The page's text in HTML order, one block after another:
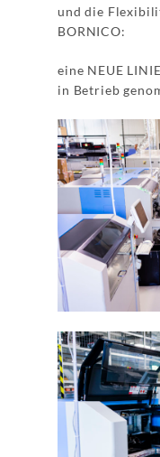
und die
BORNICO:
eine NEUE
in Betrieb